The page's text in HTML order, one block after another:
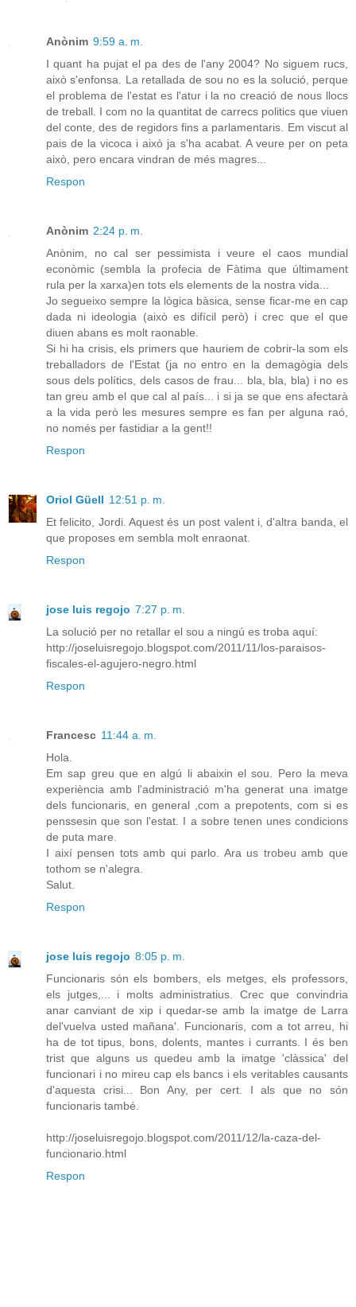
Anònim 9:59 a. m.
I quant ha pujat el pa des de l'any 2004? No siguem rucs,
això s'enfonsa. La retallada de sou no es la solució, perque
el problema de l'estat es l'atur i la no creació de nous llocs
de treball. I com no la quantitat de carrecs politics que viuen
del conte, des de regidors fins a parlamentaris. Em viscut al
pais de la vicoca i això ja s'ha acabat. A veure per on peta
això, pero encara vindran de més magres...
Respon
Anònim 2:24 p. m.
Anònim, no cal ser pessimista i veure el caos mundial
econòmic (sembla la profecia de Fàtima que últimament
rula per la xarxa)en tots els elements de la nostra vida...
Jo segueixo sempre la lògica bàsica, sense ficar-me en cap
dada ni ideologia (això es difícil però) i crec que el que
diuen abans es molt raonable.
Si hi ha crisis, els primers que hauriem de cobrir-la som els
treballadors de l'Estat (ja no entro en la demagògia dels
sous dels polítics, dels casos de frau... bla, bla, bla) i no es
tan greu amb el que cal al país... i si ja se que ens afectarà
a la vida però les mesures sempre es fan per alguna raó,
no només per fastidiar a la gent!!
Respon
Oriol Güell 12:51 p. m.
Et felicito, Jordi. Aquest és un post valent i, d'altra banda, el
que proposes em sembla molt enraonat.
Respon
jose luis regojo 7:27 p. m.
La solució per no retallar el sou a ningú es troba aquí:
http://joseluisregojo.blogspot.com/2011/11/los-paraisos-
fiscales-el-agujero-negro.html
Respon
Francesc 11:44 a. m.
Hola.
Em sap greu que en algú li abaixin el sou. Pero la meva
experiència amb l'administració m'ha generat una imatge
dels funcionaris, en general ,com a prepotents, com si es
penssesin que son l'estat. I a sobre tenen unes condicions
de puta mare.
I així pensen tots amb qui parlo. Ara us trobeu amb que
tothom se n'alegra.
Salut.
Respon
jose luis regojo 8:05 p. m.
Funcionaris són els bombers, els metges, els professors,
els jutges,... i molts administratius. Crec que convindria
anar canviant de xip i quedar-se amb la imatge de Larra
del'vuelva usted mañana'. Funcionaris, com a tot arreu, hi
ha de tot tipus, bons, dolents, mantes i currants. I és ben
trist que alguns us quedeu amb la imatge 'clàssica' del
funcionari i no mireu cap els bancs i els veritables causants
d'aquesta crisi... Bon Any, per cert. I als que no són
funcionaris també.
http://joseluisregojo.blogspot.com/2011/12/la-caza-del-
funcionario.html
Respon